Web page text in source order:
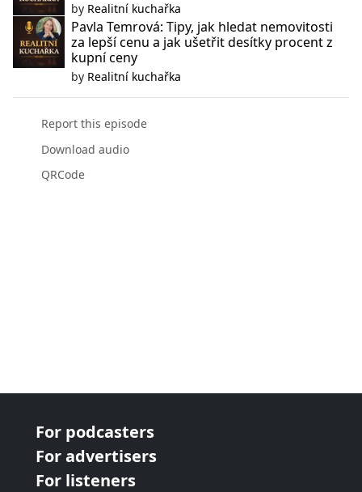
by Realitní kuchařka
Pavla Temrová: Tipy, jak hledat nemovitosti
za lepší cenu a jak ušetřit desítky procent z
kupní ceny
by Realitní kuchařka
Report this episode
Download audio
QRCode
For podcasters
For advertisers
For listeners